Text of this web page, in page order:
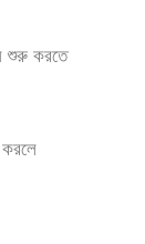
শুরু করতে
করলে